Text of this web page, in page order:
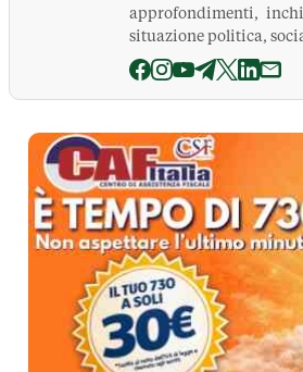
approfondimenti,
situazione politica,
La Pressa